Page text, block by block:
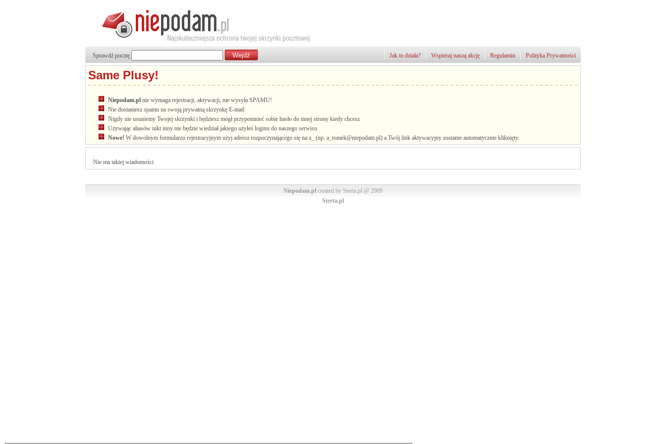
Polityka Prywatności
Regulamin
Wspieraj naszą akcję
Jak to działa?
Sprawdź pocztę
Same Plusy!
Niepodam.pl nie wymaga rejestracji, aktywacji, nie wysyła SPAMU!
Nie dostaniesz spamu na swoją prywatną skrzynkę E-mail
Nigdy nie usuniemy Twojej skrzynki i będziesz mógł przypomnieć sobie hasło do innej strony kiedy chcesz
Używając aliasów nikt inny nie będzie wiedział jakiego użyłeś loginu do naszego serwisu
Nowe! W dowolnym formularzu rejestracyjnym użyj adresu rozpoczynającego się na a_ (np. a_tomek@niepodam.pl) a Twój link aktywacyjny zostanie automatycznie kliknięty.
Nie ma takiej wiadomości
Niepodam.pl created by Sterta.pl @ 2009
Sterta.pl